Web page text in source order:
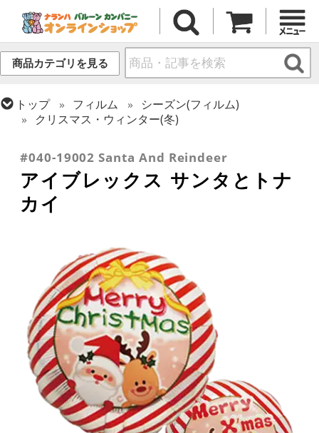
商品カテゴリを見る
トップ フィルム
シーズン(フィルム)
クリスマス・ウィンター(冬)
アイブレックス
#040-19002 Santa And Reindeer
アイブレックス サンタとトナ
カイ